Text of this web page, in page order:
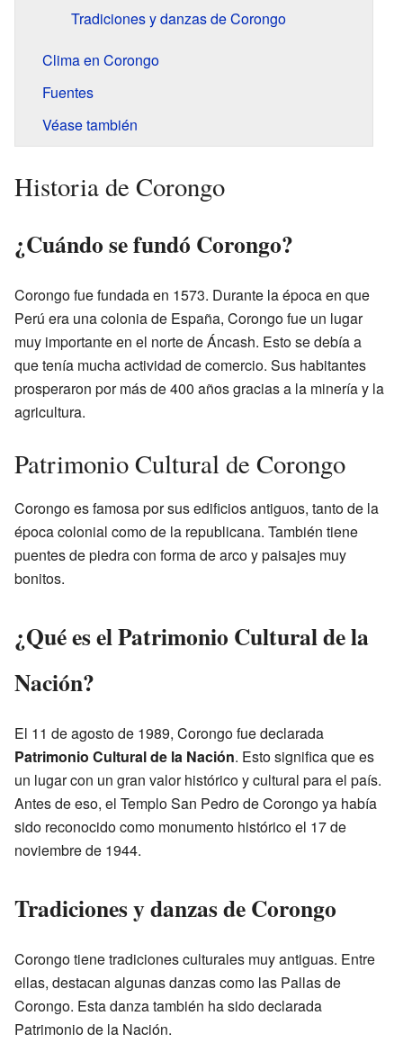
Tradiciones y danzas de Corongo
Clima en Corongo
Fuentes
Véase también
Historia de Corongo
¿Cuándo se fundó Corongo?
Corongo fue fundada en 1573. Durante la época en que
Perú era una colonia de España, Corongo fue un lugar
muy importante en el norte de Áncash. Esto se debía a
que tenía mucha actividad de comercio. Sus habitantes
prosperaron por más de 400 años gracias a la minería y la
agricultura.
Patrimonio Cultural de Corongo
Corongo es famosa por sus edificios antiguos, tanto de la
época colonial como de la republicana. También tiene
puentes de piedra con forma de arco y paisajes muy
bonitos.
¿Qué es el Patrimonio Cultural de la
Nación?
El 11 de agosto de 1989, Corongo fue declarada
Patrimonio Cultural de la Nación. Esto significa que es
un lugar con un gran valor histórico y cultural para el país.
Antes de eso, el Templo San Pedro de Corongo ya había
sido reconocido como monumento histórico el 17 de
noviembre de 1944.
Tradiciones y danzas de Corongo
Corongo tiene tradiciones culturales muy antiguas. Entre
ellas, destacan algunas danzas como las Pallas de
Corongo. Esta danza también ha sido declarada
Patrimonio de la Nación.